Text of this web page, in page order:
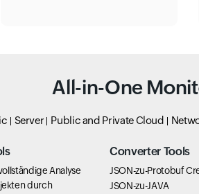
All-in-One
Server Public and Private Cloud
Analyse
durch
Converter Tools
JSON-zu-Protobuf
JSON-zu-JAVA